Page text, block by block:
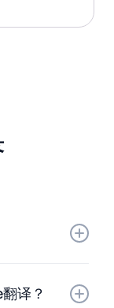
检测并翻译所
译？